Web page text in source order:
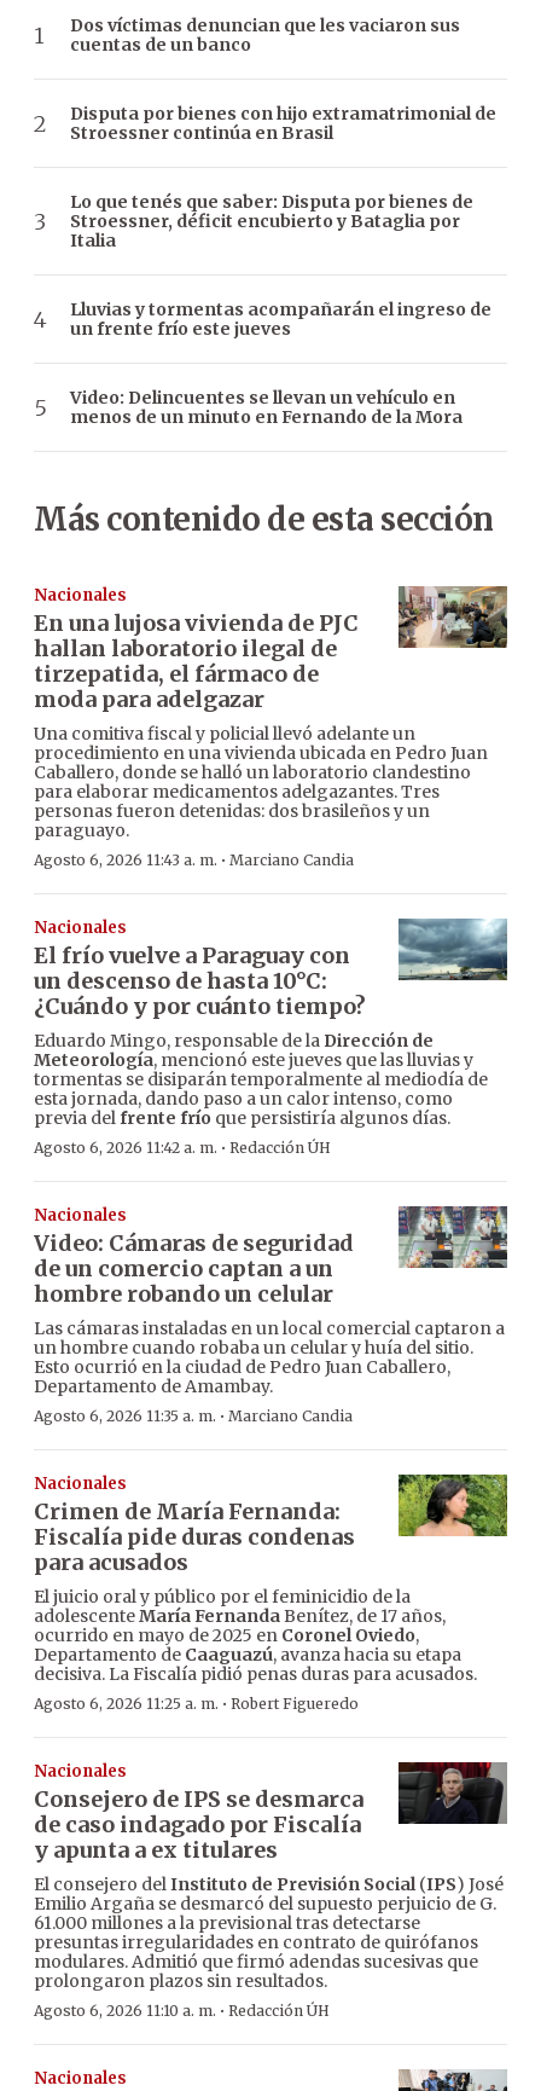
Dos víctimas denuncian que les vaciaron sus
cuentas de un banco
Disputa por bienes con hijo extramatrimonial de
Stroessner continúa en Brasil
Lo que tenés que saber: Disputa por bienes de
Stroessner, déficit encubierto y Bataglia por
Italia
Lluvias y tormentas acompañarán el ingreso de
un frente frío este jueves
Video: Delincuentes se llevan un vehículo en
menos de un minuto en Fernando de la Mora
Más contenido de esta sección
Nacionales
En una lujosa vivienda de PJC
hallan laboratorio ilegal de
tirzepatida, el fármaco de
moda para adelgazar
Una comitiva fiscal y policial llevó adelante un
procedimiento en una vivienda ubicada en Pedro Juan
Caballero, donde se halló un laboratorio clandestino
para elaborar medicamentos adelgazantes. Tres
personas fueron detenidas: dos brasileños y un
paraguayo.
Agosto 6, 2026 11:43 a. m. · Marciano Candia
Nacionales
El frío vuelve a Paraguay con
un descenso de hasta 10°C:
¿Cuándo y por cuánto tiempo?
Eduardo Mingo, responsable de la Dirección de
Meteorología, mencionó este jueves que las lluvias y
tormentas se disiparán temporalmente al mediodía de
esta jornada, dando paso a un calor intenso, como
previa delfrente frío que persistiría algunos días.
Agosto 6, 2026 11:42 a. m. · Redacción ÚH
Nacionales
Video: Cámaras de seguridad
de un comercio captan a un
hombre robando un celular
Las cámaras instaladas en un local comercial captaron a
un hombre cuando robaba un celular y huía del sitio.
Esto ocurrió en la ciudad de Pedro Juan Caballero,
Departamento de Amambay.
Agosto 6, 2026 11:35 a. m. · Marciano Candia
Nacionales
Crimen de María Fernanda:
Fiscalía pide duras condenas
para acusados
El juicio oral y público por el feminicidio de la
adolescenteMaría FernandaBenítez, de 17 años,
ocurrido en mayo de 2025 en Coronel Oviedo,
Departamento de Caaguazú, avanza hacia su etapa
decisiva. La Fiscalía pidió penas duras para acusados.
Agosto 6, 2026 11:25 a. m. · Robert Figueredo
Nacionales
Consejero de IPS se desmarca
de caso indagado por Fiscalía
y apunta a ex titulares
El consejero delInstituto de Previsión Social(IPS) José
Emilio Argaña se desmarcó del supuesto perjuicio de G.
61.000 millones a la previsional tras detectarse
presuntas irregularidades en contrato de quirófanos
modulares. Admitió que firmó adendas sucesivas que
prolongaron plazos sin resultados.
Agosto 6, 2026 11:10 a. m. · Redacción ÚH
Nacionales